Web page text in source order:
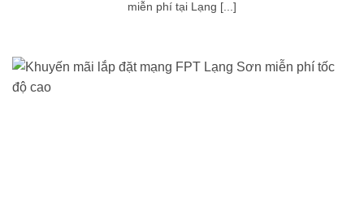
miễn phí tại Lạng [...]